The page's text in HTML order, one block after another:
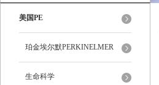
美国PE
珀金埃尔默PERKINELMER
生命科学